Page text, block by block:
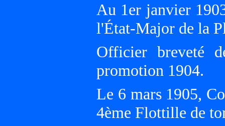
Au 1er janvier
l'État-Major de la
Officier breveté
promotion 1904.
Le 6 mars 1905,
4ème Flottille de